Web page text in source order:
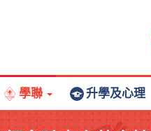
學聯 升學及心理